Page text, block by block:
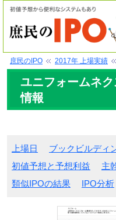
庶民のIPO 2017年 上場実績
ユニフォームネ
情報
上場日 ブックビルディ
初値予想と予想利益
主
類似IPOの結果
IPO分析